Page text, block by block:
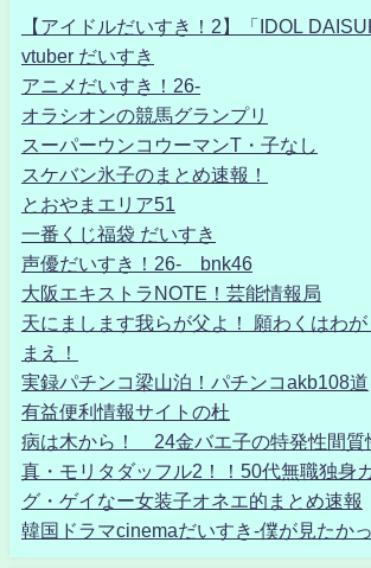
【アイドルだいすき！2】「IDOL
vtuber だいすき
アニメだいすき！26-
オラシオンの競馬グランプリ
スーパーウンコウーマンT・子なし
スケバン氷子のまとめ速報！
とおやまエリア51
一番くじ福袋 だいすき
声優だいすき！26- bnk46
大阪エキストラNOTE！芸能情報局
天にまします我らが父よ！ 願わくはわ
まえ！
実録パチンコ梁山泊！パチンコakb108道
有益便利情報サイトの杜
病は木から！ 24金バエ子の特発性間質
真・モリタダッフル2！！50代無職独身
グ・ゲイなー女装子オネエ的まとめ速報
韓国ドラマcinemaだいすき-僕が見たか